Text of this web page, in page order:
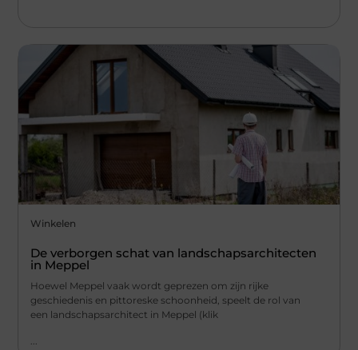
Winkelen
De verborgen schat van landschapsarchitecten
in Meppel
Hoewel Meppel vaak wordt geprezen om zijn rijke
geschiedenis en pittoreske schoonheid, speelt de rol van
een landschapsarchitect in Meppel (klik